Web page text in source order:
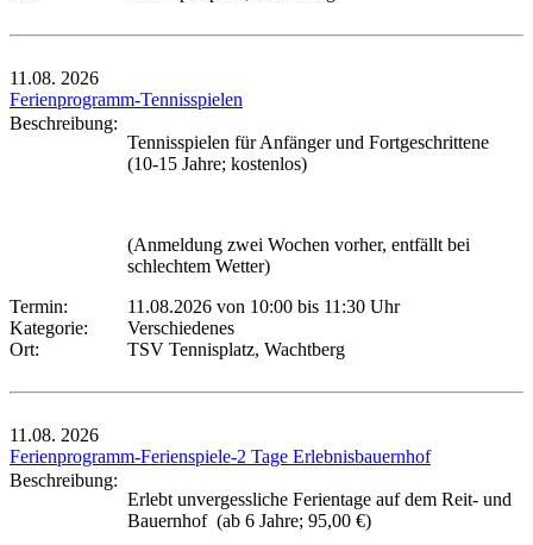
11.08. 2026
Ferienprogramm-Tennisspielen
Beschreibung:
Tennisspielen für Anfänger und Fortgeschrittene
(10-15 Jahre; kostenlos)
(Anmeldung zwei Wochen vorher, entfällt bei
schlechtem Wetter)
Termin:
11.08.2026 von 10:00 bis 11:30 Uhr
Kategorie:
Verschiedenes
Ort:
TSV Tennisplatz, Wachtberg
11.08. 2026
Ferienprogramm-Ferienspiele-2 Tage Erlebnisbauernhof
Beschreibung:
Erlebt unvergessliche Ferientage auf dem Reit- und
Bauernhof (ab 6 Jahre; 95,00 €)